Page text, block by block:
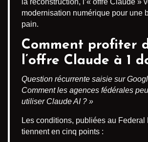
modernisation numérique pour une
pain.
Comment profiter
l’offre Claude à 1
Question récurrente saisie sur
Comment les agences fédérales
utiliser Claude AI ? »
Les conditions, publiées au Federal
tiennent en cinq points :